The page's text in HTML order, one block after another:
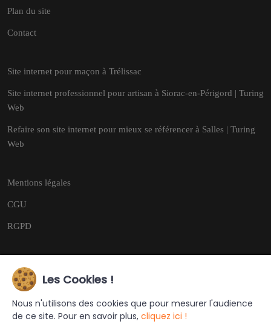
Plan du site
Contact
Site internet pour maçon à Trélissac
Site internet professionnel pour artisan à Siorac-en-Périgord | Turing
Web
Refaire son site internet pour mieux se référencer à Salles | Turing
Web
Mentions légales
CGU
RGPD
Copyright © 2026
Ce site a été créé et est géré par Turing Web
Les Cookies !
Nous n'utilisons des cookies que pour mesurer l'audience
de ce site. Pour en savoir plus, cliquez ici !